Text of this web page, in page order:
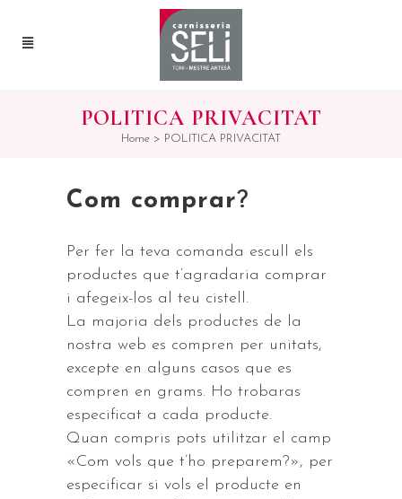
POLITICA PRIVACITAT
Home > POLITICA PRIVACITAT
Com comprar?
Per fer la teva comanda escull els
productes que t’agradaria comprar
i afegeix-los al teu cistell.
La majoria dels productes de la
nostra web es compren per unitats,
excepte en alguns casos que es
compren en grams. Ho trobaras
especificat a cada producte.
Quan compris pots utilitzar el camp
«Com vols que t’ho preparem?», per
especificar si vols el producte en